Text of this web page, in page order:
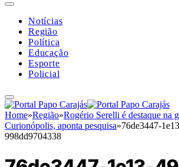
Notícias
Região
Política
Educação
Esporte
Policial
Home»Região»Rogério Serelli é destaque na
Curionópolis, aponta pesquisa»76de3447-
998dd9704338